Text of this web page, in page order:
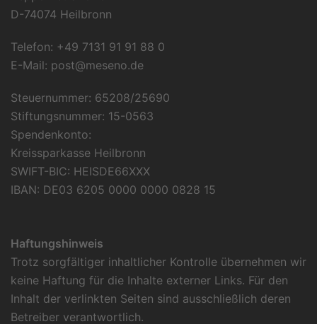
D-74074 Heilbronn
Telefon: +49 7131 91 91 88 0
E-Mail: post@meseno.de
Steuernummer: 65208/25690
Stiftungsnummer: 15-0563
Spendenkonto:
Kreissparkasse Heilbronn
SWIFT-BIC: HEISDE66XXX
IBAN: DE03 6205 0000 0000 0828 15
Haftungshinweis
Trotz sorgfältiger inhaltlicher Kontrolle übernehmen wir
keine Haftung für die Inhalte externer Links. Für den
Inhalt der verlinkten Seiten sind ausschließlich deren
Betreiber verantwortlich.